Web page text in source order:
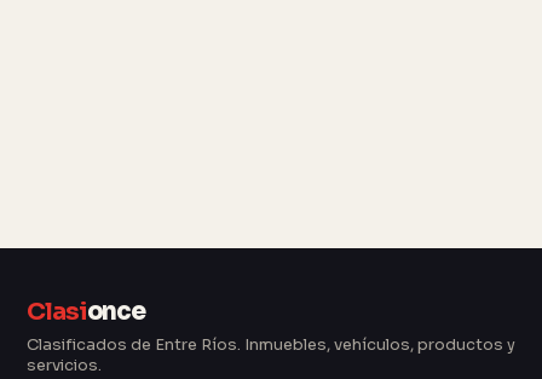
Clasionce
Clasificados de Entre Ríos. Inmuebles, vehículos, productos y
servicios.